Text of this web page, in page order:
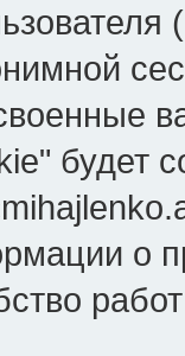
будет
о